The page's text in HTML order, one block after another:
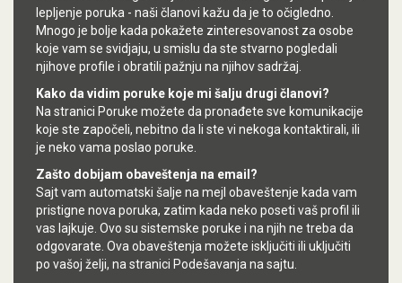
lepljenje poruka - naši članovi kažu da je to očigledno.
Mnogo je bolje kada pokažete zinteresovanost za osobe
koje vam se svidjaju, u smislu da ste stvarno pogledali
njihove profile i obratili pažnju na njihov sadržaj.
Kako da vidim poruke koje mi šalju drugi članovi?
Na stranici Poruke možete da pronađete sve komunikacije
koje ste započeli, nebitno da li ste vi nekoga kontaktirali, ili
je neko vama poslao poruke.
Zašto dobijam obaveštenja na email?
Sajt vam automatski šalje na mejl obaveštenje kada vam
pristigne nova poruka, zatim kada neko poseti vaš profil ili
vas lajkuje. Ovo su sistemske poruke i na njih ne treba da
odgovarate. Ova obaveštenja možete isključiti ili uključiti
po vašoj želji, na stranici Podešavanja na sajtu.